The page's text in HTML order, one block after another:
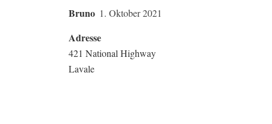
Bruno 1. Oktober 2021
Adresse
421 National Highway
Lavale